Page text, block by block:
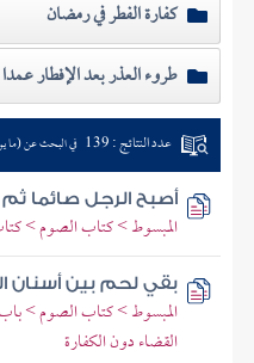
كفارة الفطر في رمضان
طروء العذر بعد الإفطار عمدا
عدد النتائج : 139 في البحث عن (ما
أصبح الرجل صائما
المبسوط > كتاب الصوم >
بقي لحم بين أسنان
المبسوط > كتاب الصوم > باب
القضاء دون الكفارة